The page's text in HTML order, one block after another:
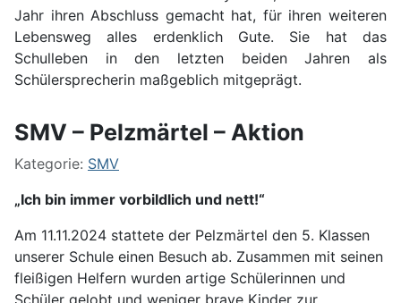
Jahr ihren Abschluss gemacht hat, für ihren weiteren
Lebensweg alles erdenklich Gute. Sie hat das
Schulleben in den letzten beiden Jahren als
Schülersprecherin maßgeblich mitgeprägt.
SMV – Pelzmärtel – Aktion
Kategorie: SMV
„Ich bin immer vorbildlich und nett!“
Am 11.11.2024 stattete der Pelzmärtel den 5. Klassen
unserer Schule einen Besuch ab. Zusammen mit seinen
fleißigen Helfern wurden artige Schülerinnen und